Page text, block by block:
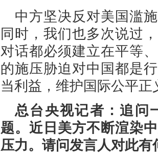
中方坚决反对美国滥
同时，我们也多次说过
对话都必须建立在平等
的施压胁迫对中国都是
当利益，维护国际公平正
总台央视记者：追问
题。近日美方不断渲染
压力。请问发言人对此有